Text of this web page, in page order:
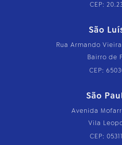
CEP:
São
Rua Armando
Bairro de
CEP:
São
Avenida
Vila
CEP: